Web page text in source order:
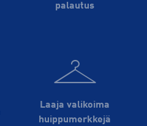
palautus
Laaja valikoima
huippu­merkkejä